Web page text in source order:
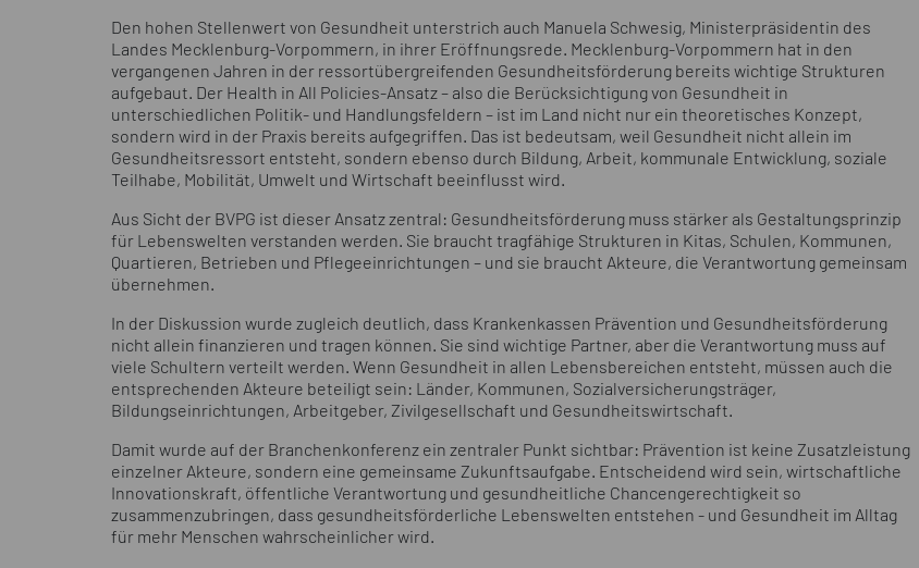
Den hohen Stellenwert von Gesundheit unterstrich auch Manuela Schwesig, Ministerpräsidentin des
Landes Mecklenburg-Vorpommern, in ihrer Eröffnungsrede. Mecklenburg-Vorpommern hat in den
vergangenen Jahren in der ressortübergreifenden Gesundheitsförderung bereits wichtige Strukturen
aufgebaut. Der Health in All Policies-Ansatz – also die Berücksichtigung von Gesundheit in
unterschiedlichen Politik- und Handlungsfeldern – ist im Land nicht nur ein theoretisches Konzept,
sondern wird in der Praxis bereits aufgegriffen. Das ist bedeutsam, weil Gesundheit nicht allein im
Gesundheitsressort entsteht, sondern ebenso durch Bildung, Arbeit, kommunale Entwicklung, soziale
Teilhabe, Mobilität, Umwelt und Wirtschaft beeinflusst wird.
Aus Sicht der BVPG ist dieser Ansatz zentral: Gesundheitsförderung muss stärker als Gestaltungsprinzip
für Lebenswelten verstanden werden. Sie braucht tragfähige Strukturen in Kitas, Schulen, Kommunen,
Quartieren, Betrieben und Pflegeeinrichtungen – und sie braucht Akteure, die Verantwortung gemeinsam
übernehmen.
In der Diskussion wurde zugleich deutlich, dass Krankenkassen Prävention und Gesundheitsförderung
nicht allein finanzieren und tragen können. Sie sind wichtige Partner, aber die Verantwortung muss auf
viele Schultern verteilt werden. Wenn Gesundheit in allen Lebensbereichen entsteht, müssen auch die
entsprechenden Akteure beteiligt sein: Länder, Kommunen, Sozialversicherungsträger,
Bildungseinrichtungen, Arbeitgeber, Zivilgesellschaft und Gesundheitswirtschaft.
Damit wurde auf der Branchenkonferenz ein zentraler Punkt sichtbar: Prävention ist keine Zusatzleistung
einzelner Akteure, sondern eine gemeinsame Zukunftsaufgabe. Entscheidend wird sein, wirtschaftliche
Innovationskraft, öffentliche Verantwortung und gesundheitliche Chancengerechtigkeit so
zusammenzubringen, dass gesundheitsförderliche Lebenswelten entstehen - und Gesundheit im Alltag
für mehr Menschen wahrscheinlicher wird.